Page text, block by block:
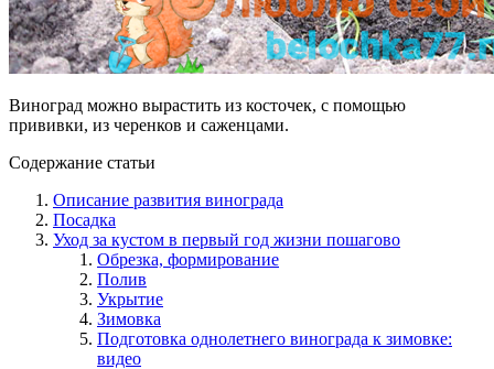
Виноград можно вырастить из косточек, с помощью
прививки, из черенков и саженцами.
Содержание статьи
Описание развития винограда
Посадка
Уход за кустом в первый год жизни пошагово
Обрезка, формирование
Полив
Укрытие
Зимовка
Подготовка однолетнего винограда к зимовке:
видео